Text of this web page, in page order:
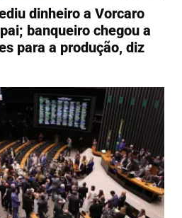
dinheiro a Vorcaro
banqueiro chegou a
para a produção, diz